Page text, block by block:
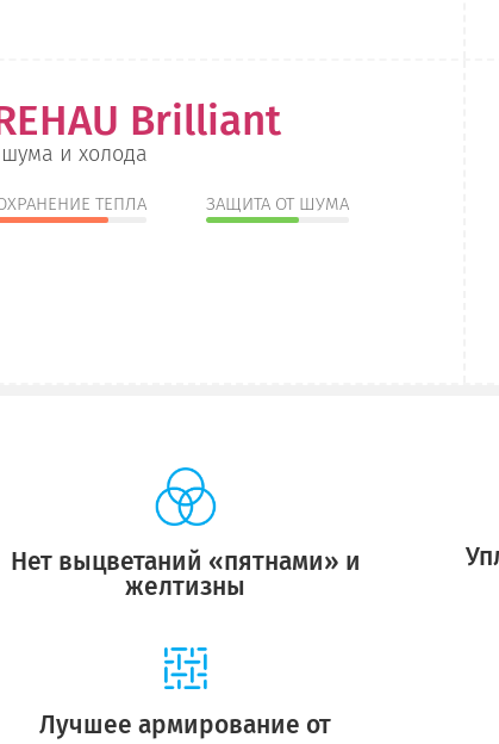
Brilliant
и холода
ТЕПЛА ЗАЩИТА ОТ ШУМА
Нет выцветаний «пятнами» и
желтизны
Лучшее армирование от